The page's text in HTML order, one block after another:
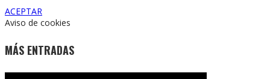
ACEPTAR
Aviso de cookies
MÁS ENTRADAS